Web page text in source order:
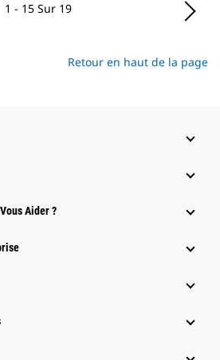
1 - 15 Sur 19
Retour en haut de la page
Aider ?